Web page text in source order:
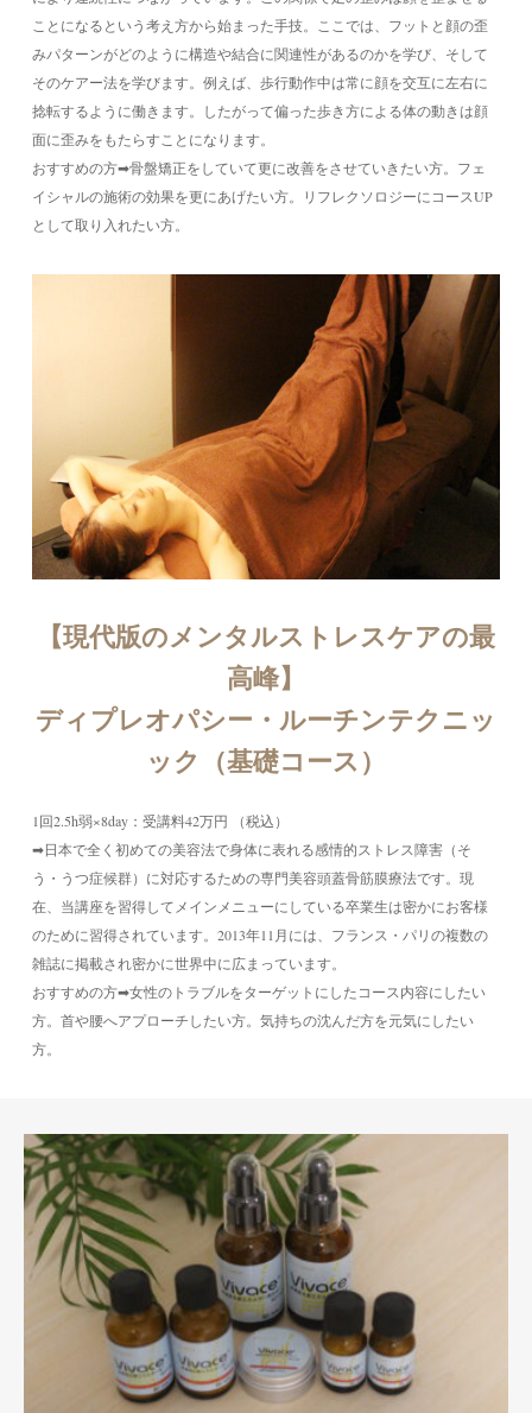
ことになるという考え方から始まった手技。ここでは、フットと顔の歪
みパターンがどのように構造や結合に関連性があるのかを学び、そして
そのケアー法を学びます。例えば、歩行動作中は常に顔を交互に左右に
捻転するように働きます。したがって偏った歩き方による体の動きは顔
面に歪みをもたらすことになります。
おすすめの方➡骨盤矯正をしていて更に改善をさせていきたい方。フェ
イシャルの施術の効果を更にあげたい方。リフレクソロジーにコースUP
として取り入れたい方。
【現代版のメンタルストレスケアの最
高峰】
ディプレオパシー・ルーチンテクニッ
ック（基礎コース）
1回2.5h弱×8day：受講料42万円 （税込）
➡︎日本で全く初めての美容法で身体に表れる感情的ストレス障害（そ
う・うつ症候群）に対応するための専門美容頭蓋骨筋膜療法です。現
在、当講座を習得してメインメニューにしている卒業生は密かにお客様
のために習得されています。2013年11月には、フランス・パリの複数の
雑誌に掲載され密かに世界中に広まっています。
おすすめの方➡︎女性のトラブルをターゲットにしたコース内容にしたい
方。首や腰へアプローチしたい方。気持ちの沈んだ方を元気にしたい
方。